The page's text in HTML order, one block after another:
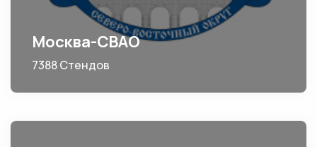
Москва-СВАО
7388 Стендов